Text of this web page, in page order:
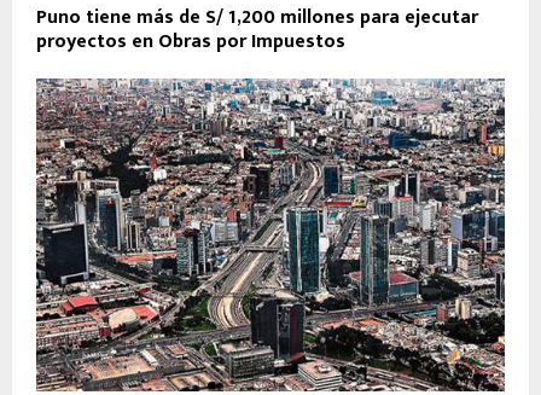
Puno tiene más de S/ 1,200 millones para ejecutar
proyectos en Obras por Impuestos